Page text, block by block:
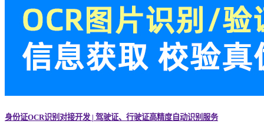
身份证OCR识别对接开发 | 驾驶证、行驶证高精度自动识别服务